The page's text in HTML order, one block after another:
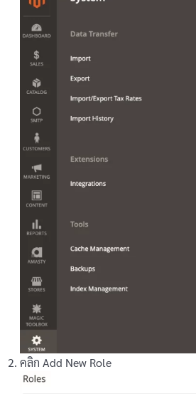
โปรโมชั่น / คูปอง
การสร้างหน้า
การจัดการเนื้อหา
การจัดการผู้ใช้งาน
การจัดการกลุ่มลูกค้า
การกำหนดบทบาท (Roles) ของผู้ดูแล
เกี่ยวกับ SEO
สกุลเงิน
คลิก Add New Role